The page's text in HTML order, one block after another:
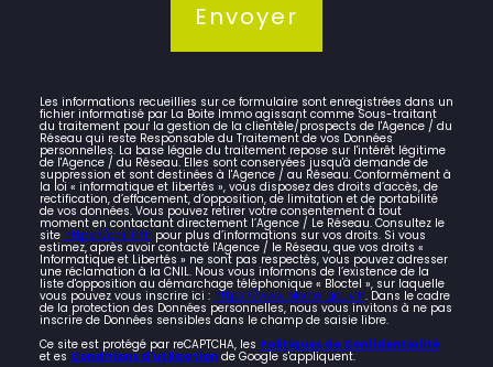
Envoyer
Les informations recueillies sur ce formulaire sont enregistrées dans un
fichier informatisé par La Boite Immo agissant comme Sous-traitant
du traitement pour la gestion de la clientèle/prospects de l'Agence / du
Réseau qui reste Responsable du Traitement de vos Données
personnelles. La base légale du traitement repose sur l'intérêt légitime
de l'Agence / du Réseau. Elles sont conservées jusqu'à demande de
suppression et sont destinées à l'Agence / au Réseau. Conformément à
la loi « informatique et libertés », vous disposez des droits d’accès, de
rectification, d’effacement, d’opposition, de limitation et de portabilité
de vos données. Vous pouvez retirer votre consentement à tout
moment en contactant directement l’Agence / Le Réseau. Consultez le
site https://cnil.fr/fr pour plus d’informations sur vos droits. Si vous
estimez, après avoir contacté l'Agence / le Réseau, que vos droits «
Informatique et Libertés » ne sont pas respectés, vous pouvez adresser
une réclamation à la CNIL. Nous vous informons de l’existence de la
liste d'opposition au démarchage téléphonique « Bloctel », sur laquelle
vous pouvez vous inscrire ici : https://www.bloctel.gouv.fr. Dans le cadre
de la protection des Données personnelles, nous vous invitons à ne pas
inscrire de Données sensibles dans le champ de saisie libre.
Ce site est protégé par reCAPTCHA, les Politiques de Confidentialité
et es Conditions d'utilisation de Google s'appliquent.